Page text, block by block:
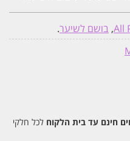
All
, בושם לשיער.
חינם עד בית הלקוח לכל חלקי